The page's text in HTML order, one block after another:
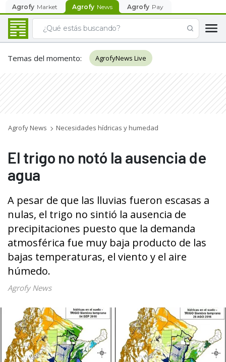
Agrofy Market Agrofy News Agrofy Pay
Temas del momento: AgrofyNews Live
Agrofy News Necesidades hídricas y humedad
El trigo no notó la ausencia de
agua
A pesar de que las lluvias fueron escasas a
nulas, el trigo no sintió la ausencia de
precipitaciones puesto que la demanda
atmosférica fue muy baja producto de las
bajas temperaturas, el viento y el aire
húmedo.
Agrofy News